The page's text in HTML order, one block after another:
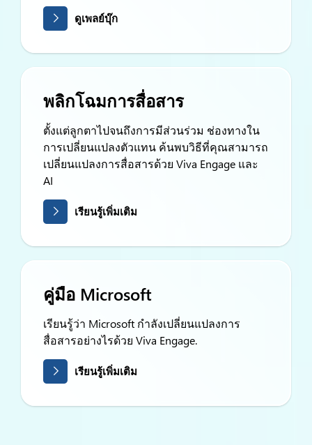
ดูเพลย์บุ๊ก
พลิกโฉมการสื่อสาร
ตั้งแต่ลูกตาไปจนถึงการมีส่วนร่วม ช่องทางใน
การเปลี่ยนแปลงตัวแทน ค้นพบวิธีที่คุณสามารถ
เปลี่ยนแปลงการสื่อสารด้วย Viva Engage และ
AI
เรียนรู้เพิ่มเติม
คู่มือ Microsoft
เรียนรู้ว่า Microsoft กำลังเปลี่ยนแปลงการ
สื่อสารอย่างไรด้วย Viva Engage.
เรียนรู้เพิ่มเติม